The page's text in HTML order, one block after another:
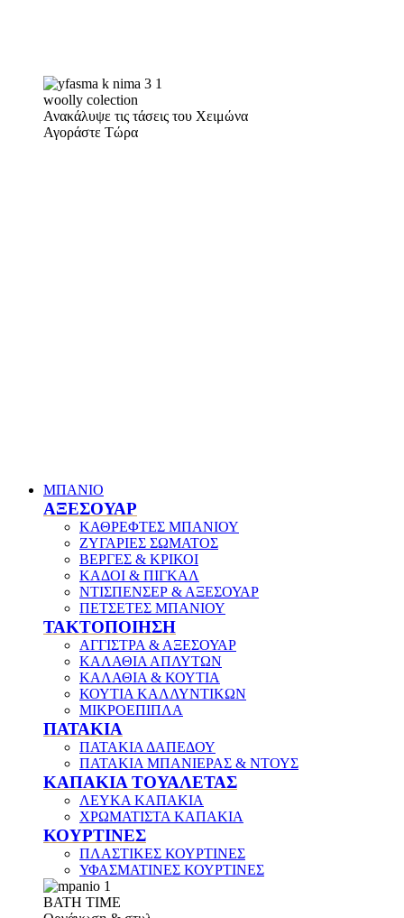
woolly colection
Ανακάλυψε τις τάσεις του Χειμώνα
Αγοράστε Τώρα
ΜΠΑΝΙΟ
ΑΞΕΣΟΥΑΡ
ΚΑΘΡΕΦΤΕΣ ΜΠΑΝΙΟΥ
ΖΥΓΑΡΙΕΣ ΣΩΜΑΤΟΣ
ΒΕΡΓΕΣ & ΚΡΙΚΟΙ
ΚΑΔΟΙ & ΠΙΓΚΑΛ
ΝΤΙΣΠΕΝΣΕΡ & ΑΞΕΣΟΥΑΡ
ΠΕΤΣΕΤΕΣ ΜΠΑΝΙΟΥ
ΤΑΚΤΟΠΟΙΗΣΗ
ΑΓΓΙΣΤΡΑ & ΑΞΕΣΟΥΑΡ
ΚΑΛΑΘΙΑ ΑΠΛΥΤΩΝ
ΚΑΛΑΘΙΑ & ΚΟΥΤΙΑ
ΚΟΥΤΙΑ ΚΑΛΛΥΝΤΙΚΩΝ
ΜΙΚΡΟΕΠΙΠΛΑ
ΠΑΤΑΚΙΑ
ΠΑΤΑΚΙΑ ΔΑΠΕΔΟΥ
ΠΑΤΑΚΙΑ ΜΠΑΝΙΕΡΑΣ & ΝΤΟΥΣ
ΚΑΠΑΚΙΑ ΤΟΥΑΛΕΤΑΣ
ΛΕΥΚΑ ΚΑΠΑΚΙΑ
ΧΡΩΜΑΤΙΣΤΑ ΚΑΠΑΚΙΑ
ΚΟΥΡΤΙΝΕΣ
ΠΛΑΣΤΙΚΕΣ ΚΟΥΡΤΙΝΕΣ
ΥΦΑΣΜΑΤΙΝΕΣ ΚΟΥΡΤΙΝΕΣ
ΒΑΤΗ ΤΙΜΕ